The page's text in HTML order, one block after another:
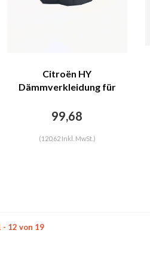
Citroën HY
Dämmverkleidung für
Kunstleder mit Bahnen mit
logo) Citroën HY
99,68
(120,62 Inkl. MwSt.)
- 12 von 19